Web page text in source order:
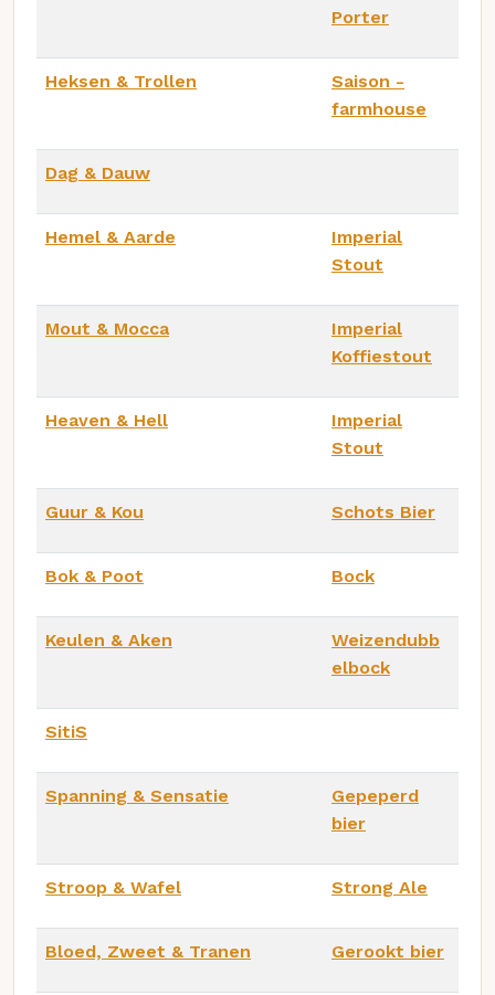
Porter
Heksen & Trollen
Saison -
farmhouse
Dag & Dauw
Hemel & Aarde
Imperial
Stout
Mout & Mocca
Imperial
Koffiestout
Heaven & Hell
Imperial
Stout
Guur & Kou Schots Bier
Bok & Poot Bock
Keulen & Aken
Weizendubb
elbock
SitiS
Spanning & Sensatie
Gepeperd
bier
Stroop & Wafel Strong Ale
Bloed, Zweet & Tranen Gerookt bier